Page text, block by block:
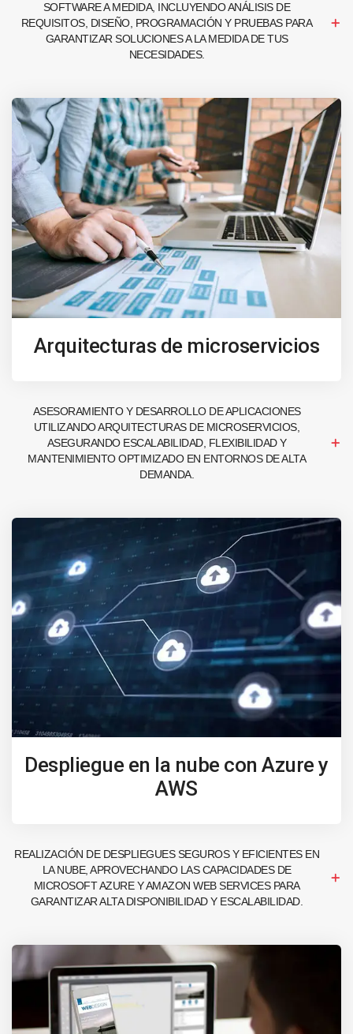
SOFTWARE A MEDIDA, INCLUYENDO ANÁLISIS DE
REQUISITOS, DISEÑO, PROGRAMACIÓN Y PRUEBAS PARA
GARANTIZAR SOLUCIONES A LA MEDIDA DE TUS
NECESIDADES.
Arquitecturas de microservicios
ASESORAMIENTO Y DESARROLLO DE APLICACIONES
UTILIZANDO ARQUITECTURAS DE MICROSERVICIOS,
ASEGURANDO ESCALABILIDAD, FLEXIBILIDAD Y
MANTENIMIENTO OPTIMIZADO EN ENTORNOS DE ALTA
DEMANDA.
Despliegue en la nube con Azure y
AWS
REALIZACIÓN DE DESPLIEGUES SEGUROS Y EFICIENTES EN
LA NUBE, APROVECHANDO LAS CAPACIDADES DE
MICROSOFT AZURE Y AMAZON WEB SERVICES PARA
GARANTIZAR ALTA DISPONIBILIDAD Y ESCALABILIDAD.